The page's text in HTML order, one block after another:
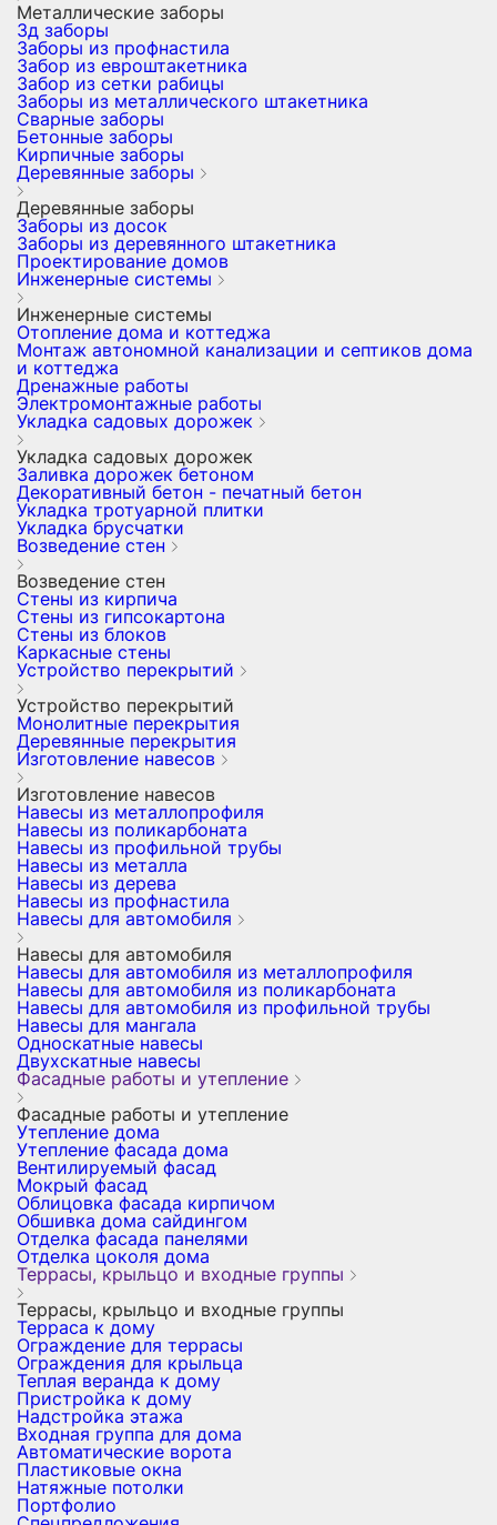
Металлические заборы
3д заборы
Заборы из профнастила
Забор из евроштакетника
Забор из сетки рабицы
Заборы из металлического штакетника
Сварные заборы
Бетонные заборы
Кирпичные заборы
Деревянные заборы
Деревянные заборы
Заборы из досок
Заборы из деревянного штакетника
Проектирование домов
Инженерные системы
Инженерные системы
Отопление дома и коттеджа
Монтаж автономной канализации и септиков дома
и коттеджа
Дренажные работы
Электромонтажные работы
Укладка садовых дорожек
Укладка садовых дорожек
Заливка дорожек бетоном
Декоративный бетон - печатный бетон
Укладка тротуарной плитки
Укладка брусчатки
Возведение стен
Возведение стен
Стены из кирпича
Стены из гипсокартона
Стены из блоков
Каркасные стены
Устройство перекрытий
Устройство перекрытий
Монолитные перекрытия
Деревянные перекрытия
Изготовление навесов
Изготовление навесов
Навесы из металлопрофиля
Навесы из поликарбоната
Навесы из профильной трубы
Навесы из металла
Навесы из дерева
Навесы из профнастила
Навесы для автомобиля
Навесы для автомобиля
Навесы для автомобиля из металлопрофиля
Навесы для автомобиля из поликарбоната
Навесы для автомобиля из профильной трубы
Навесы для мангала
Односкатные навесы
Двухскатные навесы
Фасадные работы и утепление
Фасадные работы и утепление
Утепление дома
Утепление фасада дома
Вентилируемый фасад
Мокрый фасад
Облицовка фасада кирпичом
Обшивка дома сайдингом
Отделка фасада панелями
Отделка цоколя дома
Террасы, крыльцо и входные группы
Террасы, крыльцо и входные группы
Терраса к дому
Ограждение для террасы
Ограждения для крыльца
Теплая веранда к дому
Пристройка к дому
Надстройка этажа
Входная группа для дома
Автоматические ворота
Пластиковые окна
Натяжные потолки
Портфолио